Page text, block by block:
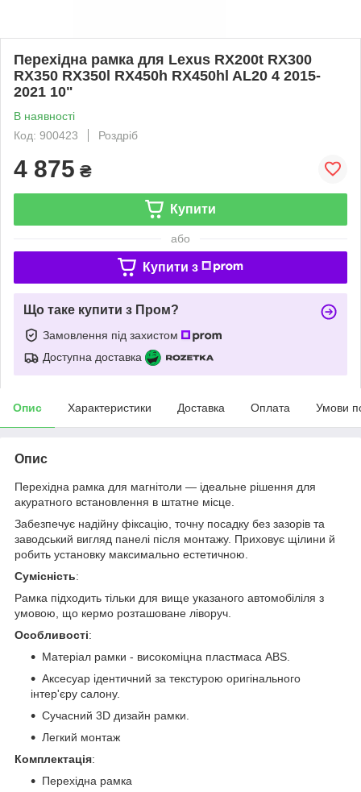
Перехідна рамка для Lexus RX200t RX300
RX350 RX350l RX450h RX450hl AL20 4 2015-
2021 10"
В наявності
Код: 900423
Роздріб
4 875 ₴
Купити
або
Купити з
Що таке купити з Пром?
Замовлення під захистом
Доступна доставка
Опис Характеристики Доставка Оплата Умови
Опис
Перехідна рамка для магнітоли — ідеальне рішення для
акуратного встановлення в штатне місце.
Забезпечує надійну фіксацію, точну посадку без зазорів та
заводський вигляд панелі після монтажу. Приховує щілини й
робить установку максимально естетичною.
Сумісність:
Рамка підходить тільки для вище указаного автомобіліля з
умовою, що кермо розташоване ліворуч.
Особливості:
Матеріал рамки - високоміцна пластмаса ABS.
Аксесуар ідентичний за текстурою оригінального
інтер'єру салону.
Сучасний 3D дизайн рамки.
Легкий монтаж
Комплектація:
Перехідна рамка